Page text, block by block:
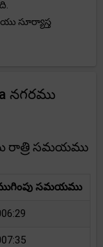
సూర్యాస్త
నగరము
రాత్రి సమయము
సమయము